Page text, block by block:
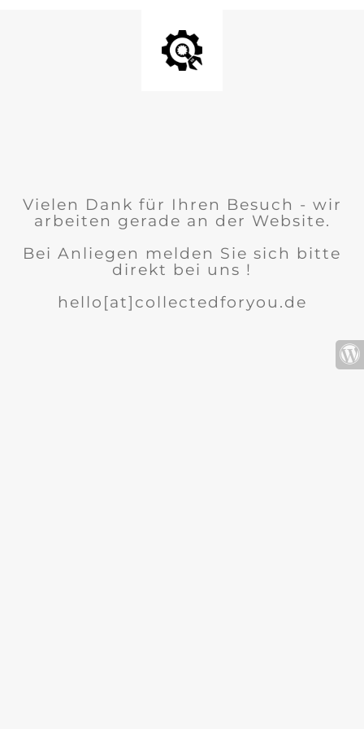
Vielen Dank für Ihren Besuch - wir
arbeiten gerade an der Website.
Bei Anliegen melden Sie sich bitte
direkt bei uns !
hello[at]collectedforyou.de